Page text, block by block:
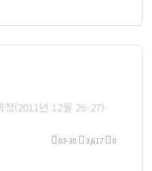
정(2011년 12월 26-27)
03-30 3,617 0